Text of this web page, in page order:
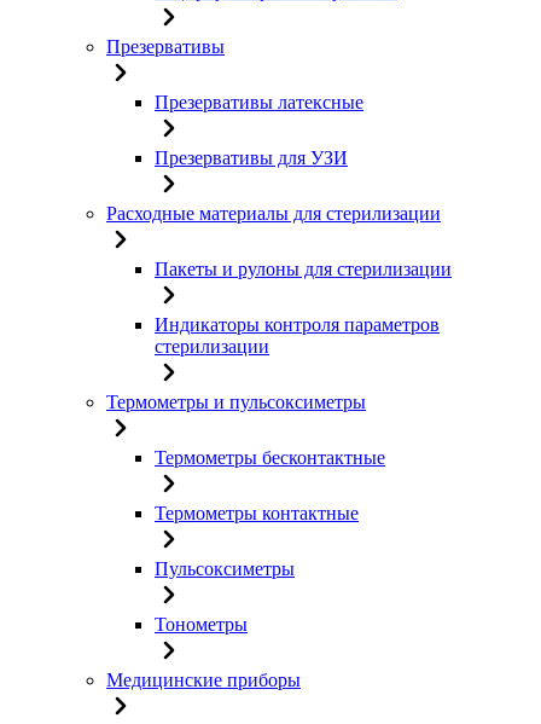
Презервативы
Презервативы латексные
Презервативы для УЗИ
Расходные материалы для стерилизации
Пакеты и рулоны для стерилизации
Индикаторы контроля параметров
стерилизации
Термометры и пульсоксиметры
Термометры бесконтактные
Термометры контактные
Пульсоксиметры
Тонометры
Медицинские приборы